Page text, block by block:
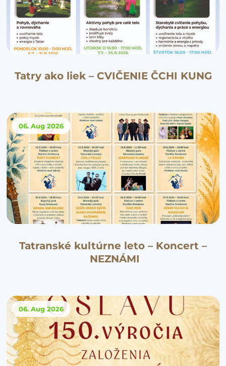
Tatry ako liek – CVIČENIE ČCHI KUNG
06. Aug 2026
Tatranské kultúrne leto – Koncert –
NEZNÁMI
06. Aug 2026